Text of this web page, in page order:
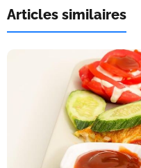
Articles similaires